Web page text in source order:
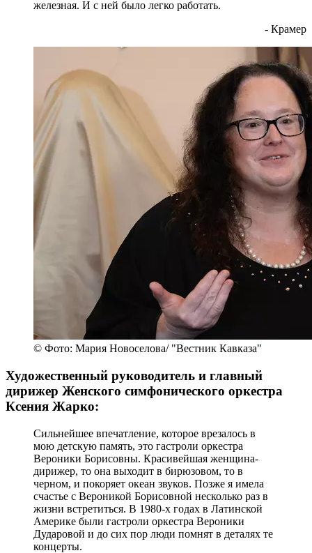
железная. И с ней было легко работать.
- Крамер
© Фото: Мария Новоселова/ "Вестник Кавказа"
Художественный руководитель и главный
дирижер Женского симфонического оркестра
Ксения Жарко:
Сильнейшее впечатление, которое врезалось в
мою детскую память, это гастроли оркестра
Вероники Борисовны. Красивейшая женщина-
дирижер, то она выходит в бирюзовом, то в
черном, и покоряет океан звуков. Позже я имела
счастье с Вероникой Борисовной несколько раз в
жизни встретиться. В 1980-х годах в Латинской
Америке были гастроли оркестра Вероники
Дударовой и до сих пор люди помнят в деталях те
концерты.